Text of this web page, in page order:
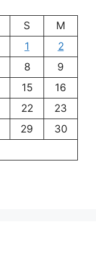
S
M
1
2
8
9
15
16
22
23
29
30